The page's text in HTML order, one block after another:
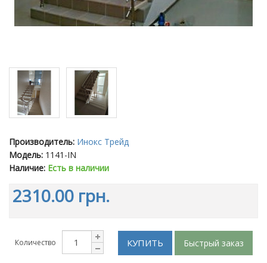
Производитель: Инокс Трейд
Модель: 1141-IN
Наличие: Есть в наличии
2310.00 грн.
Количество КУПИТЬ Быстрый заказ